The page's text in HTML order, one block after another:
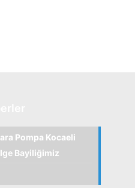
Pompa Kocaeli
Bayiliğimiz